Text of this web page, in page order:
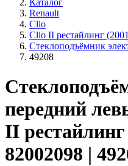
Каталог
Renault
Clio
Clio II рестайлинг
Стеклоподъёмник
49208
передний
II
82002098 |